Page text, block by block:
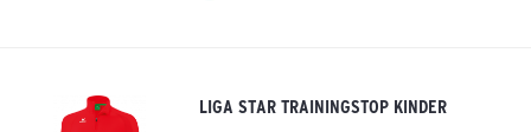
LIGA STAR TRAININGSTOP KINDER